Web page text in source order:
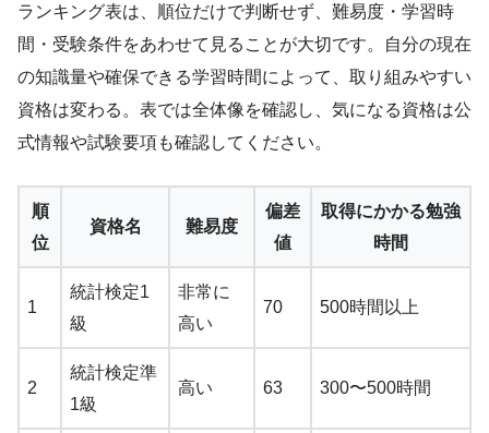
ランキング表は、順位だけで判断せず、難易度・学習時
間・受験条件をあわせて見ることが大切です。自分の現在
の知識量や確保できる学習時間によって、取り組みやすい
資格は変わる。表では全体像を確認し、気になる資格は公
式情報や試験要項も確認してください。
順
位
資格名 難易度
偏差
値
取得にかかる勉強
時間
1
統計検定1
級
非常に
高い
70 500時間以上
2
統計検定準
1級
高い 63 300〜500時間